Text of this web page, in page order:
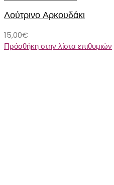
Λούτρινο Αρκουδάκι
15,00€
Πρόσθήκη στην λίστα επιθυμιών